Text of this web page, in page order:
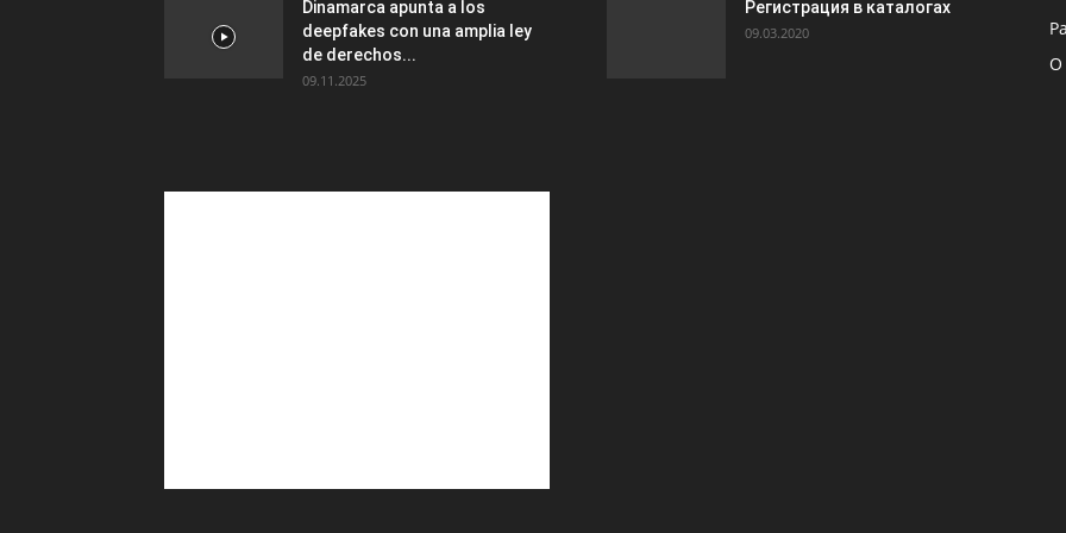
Dinamarca apunta a los
deepfakes con una amplia ley
de derechos...
09.11.2025
Регистрация в каталогах
09.03.2020
О